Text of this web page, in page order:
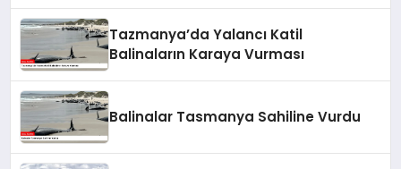
Tazmanya’da Yalancı Katil
Balinaların Karaya Vurması
Balinalar Tasmanya Sahiline Vurdu